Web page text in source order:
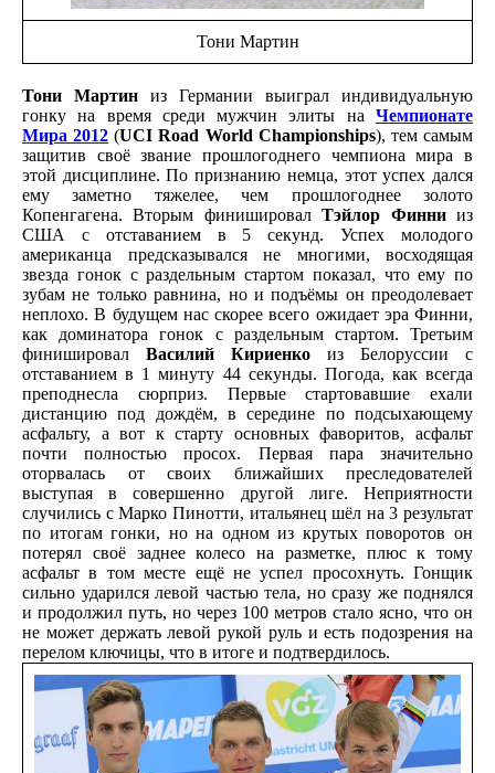
Тони Мартин
Тони Мартин из Германии выиграл индивидуальную
гонку на время среди мужчин элиты на Чемпионате
Мира 2012 (UCI Road World Championships), тем самым
защитив своё звание прошлогоднего чемпиона мира в
этой дисциплине. По признанию немца, этот успех дался
ему заметно тяжелее, чем прошлогоднее золото
Копенгагена. Вторым финишировалТэйлор Финнииз
США с отставанием в 5 секунд. Успех молодого
американца предсказывался не многими, восходящая
звезда гонок с раздельным стартом показал, что ему по
зубам не только равнина, но и подъёмы он преодолевает
неплохо. В будущем нас скорее всего ожидает эра Финни,
как доминатора гонок с раздельным стартом. Третьим
финишировал Василий Кириенко из Белоруссии с
отставанием в 1 минуту 44 секунды. Погода, как всегда
преподнесла сюрприз. Первые стартовавшие ехали
дистанцию под дождём, в середине по подсыхающему
асфальту, а вот к старту основных фаворитов, асфальт
почти полностью просох. Первая пара значительно
оторвалась от своих ближайших преследователей
выступая в совершенно другой лиге. Неприятности
случились с Марко Пинотти, итальянец шёл на 3 результат
по итогам гонки, но на одном из крутых поворотов он
потерял своё заднее колесо на разметке, плюс к тому
асфальт в том месте ещё не успел просохнуть. Гонщик
сильно ударился левой частью тела, но сразу же поднялся
и продолжил путь, но через 100 метров стало ясно, что он
не может держать левой рукой руль и есть подозрения на
перелом ключицы, что в итоге и подтвердилось.